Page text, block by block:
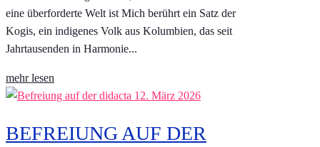
eine überforderte Welt ist Mich berührt ein Satz der
Kogis, ein indigenes Volk aus Kolumbien, das seit
Jahrtausenden in Harmonie...
mehr lesen
BEFREIUNG AUF DER